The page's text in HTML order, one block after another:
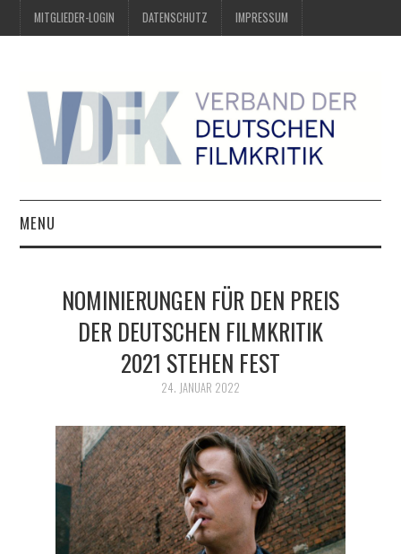
MITGLIEDER-LOGIN DATENSCHUTZ IMPRESSUM
MENU
PREIS DER DEUTSCHEN
S. KRACAUER PREIS
WOCHE DER KRITIK
NOMINIERUNGEN FÜR DEN PREIS
DER DEUTSCHEN FILMKRITIK
2021 STEHEN FEST
24. JANUAR 2022